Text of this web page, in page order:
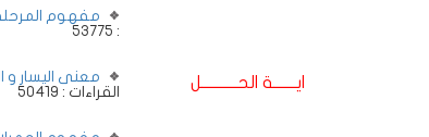
ايـــــــة الحـــــــــــل
مفهوم المرحلة
: 53775
معنى اليسار و
القراءات : 50419